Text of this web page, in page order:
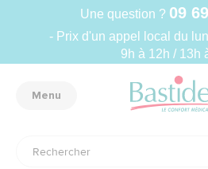
Une question ? 09
- Prix d'un appel local du
9h à 12h / 13h
Menu